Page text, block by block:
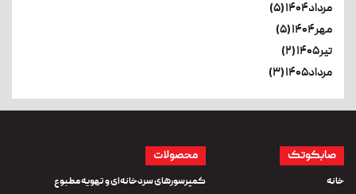
مرداد۱۴۰۴ (۵)
مهر۱۴۰۴ (۵)
تیر۱۴۰۵ (۲)
مرداد۱۴۰۵ (۳)
صابکوتک
خانه
محصولات
کمپرسورهای سردخانه‌ای و تهویه مطبوع